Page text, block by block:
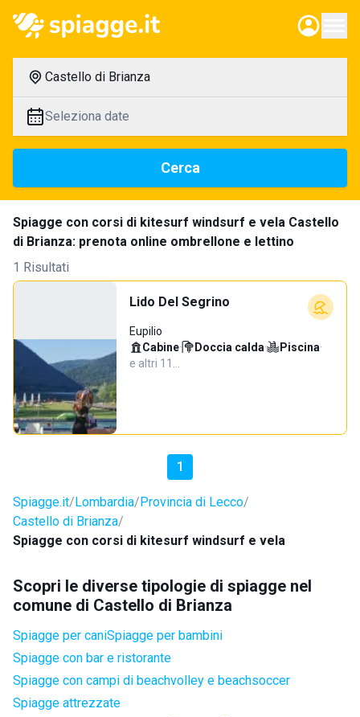
Castello di Brianza
Seleziona date
Cerca
Spiagge con corsi di kitesurf windsurf e vela Castello
di Brianza: prenota online ombrellone e lettino
1 Risultati
Lido Del Segrino
Eupilio
Cabine· Doccia calda· Piscina·
e altri 11…
1
Spiagge.it Lombardia Provincia di Lecco
Castello di Brianza
Spiagge con corsi di kitesurf windsurf e vela
Scopri le diverse tipologie di spiagge nel
comune di Castello di Brianza
Spiagge per caniSpiagge per bambini
Spiagge con bar e ristorante
Spiagge con campi di beachvolley e beachsoccer
Spiagge attrezzate